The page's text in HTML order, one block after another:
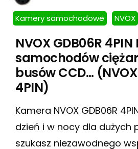
Kamery samochodowe NVOX
NVOX GDB06R
samochodów
busów CCD…
4PIN)
Kamera NVOX GDB06R
dzień i w nocy dla dużych
szukasz niezawodnego